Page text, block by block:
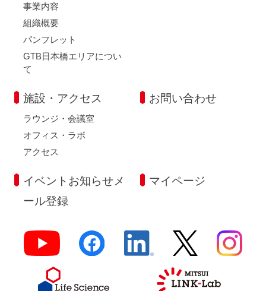
事業内容
組織概要
パンフレット
GTB日本橋エリアについ
て
施設・アクセス
ラウンジ・会議室
オフィス・ラボ
アクセス
お問い合わせ
イベントお知らせメ
ール登録
マイページ